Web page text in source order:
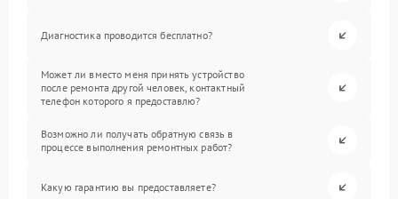
Диагностика проводится бесплатно?
Может ли вместо меня принять устройство
после ремонта другой человек, контактный
телефон которого я предоставлю?
Возможно ли получать обратную связь в
процессе выполнения ремонтных работ?
Какую гарантию вы предоставляете?